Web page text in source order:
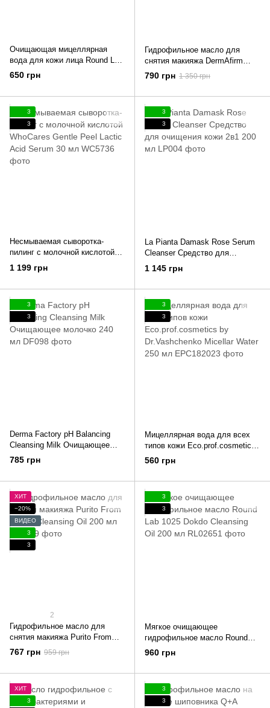
Очищающая мицеллярная
вода для кожи лица Round Lab
1025 Dokdo Cleansing Water
400 мл
650 грн
Гидрофильное масло для
снятия макияжа DermAfirm
Hydra Cleansing Oil R4 120 мл
790 грн 1 350 грн
3
3
Несмываемая сыворотка-
пилинг с молочной кислотой
WhoCares Gentle Peel Lactic
Acid Serum 30 мл
1 199 грн
3
3
La Pianta Damask Rose Serum
Cleanser Средство для
очищения кожи 2в1 200 мл
1 145 грн
3
3
Derma Factory pH Balancing
Cleansing Milk Очищающее
молочко 240 мл
785 грн
3
3
Мицеллярная вода для всех
типов кожи Eco.prof.cosmetics
by Dr.Vashchenko Micellar Water
250 мл
560 грн
ХИТ
−20%
ВИДЕО
3
3
2
Гидрофильное масло для
снятия макияжа Purito From
Green Cleansing Oil 200 мл
767 грн 959 грн
3
3
Мягкое очищающее
гидрофильное масло Round
Lab 1025 Dokdo Cleansing Oil
200 мл
960 грн
ХИТ
3
3
3